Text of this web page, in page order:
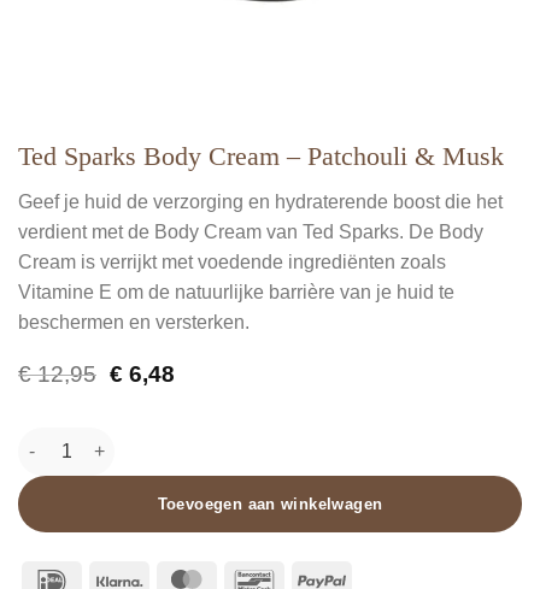
Ted Sparks Body Cream – Patchouli & Musk
Geef je huid de verzorging en hydraterende boost die het
verdient met de Body Cream van Ted Sparks. De Body
Cream is verrijkt met voedende ingrediënten zoals
Vitamine E om de natuurlijke barrière van je huid te
beschermen en versterken.
€12,95 Oorspronkelijke
€ 6,48Huidige
Ted Sparks Body Cream - Patchouli & Musk aantal
Toevoegen aan winkelwagen
IDeal Klarna MasterCardBancontactPayPal